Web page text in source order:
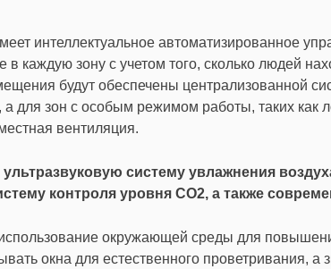
интеллектуальное автоматизированное
в каждую зону с учетом того, сколько людей
будут обеспечены централизованной
для зон с особым режимом работы, таких как
вентиляция.
систему увлажнения
контроля уровня CO2, а также
окружающей среды для
окна для естественного проветривания,